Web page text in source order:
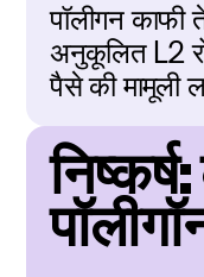
पॉलीगन
अनुकूलित L2
पैसे की मामूली